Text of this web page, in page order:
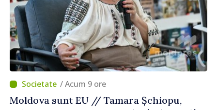
/ Acum 9 ore
Moldova sunt EU // Tamara Șchiopu,